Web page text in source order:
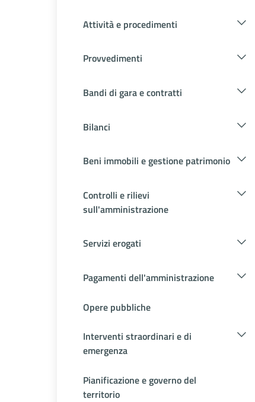
Attività e procedimenti
Provvedimenti
Bandi di gara e contratti
Bilanci
Beni immobili e gestione patrimonio
Controlli e rilievi
sull'amministrazione
Servizi erogati
Pagamenti dell'amministrazione
Opere pubbliche
Interventi straordinari e di
emergenza
Pianificazione e governo del
territorio